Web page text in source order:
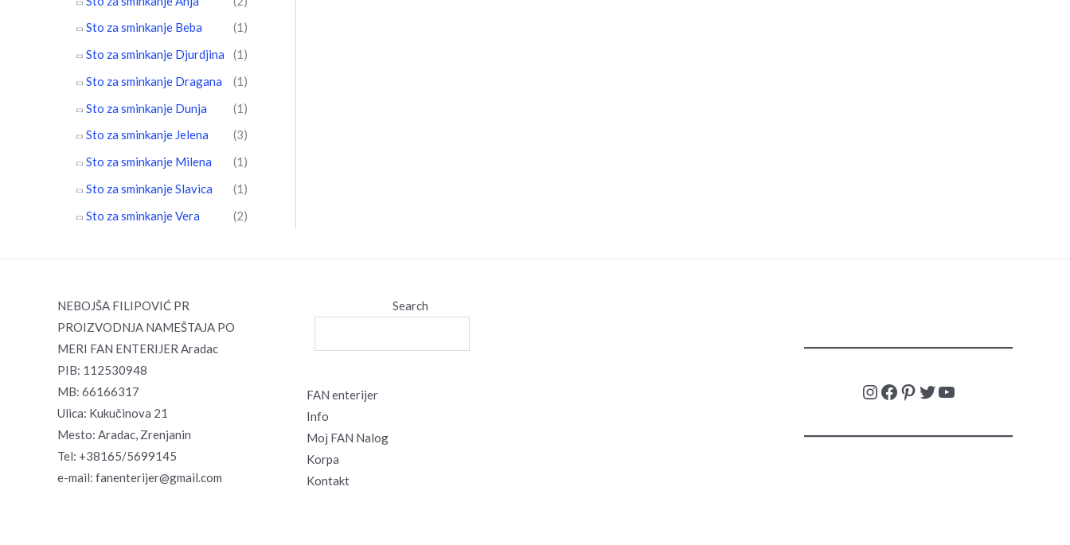
Sto za sminkanje Beba
(1)
Sto za sminkanje Djurdjina
(1)
Sto za sminkanje Dragana
(1)
Sto za sminkanje Dunja
(1)
Sto za sminkanje Jelena
(3)
Sto za sminkanje Milena
(1)
Sto za sminkanje Slavica
(1)
Sto za sminkanje Vera
(2)
NEBOJŠA FILIPOVIĆ PR
PROIZVODNJA NAMEŠTAJA PO
MERI FAN ENTERIJER Aradac
PIB: 112530948
MB: 66166317
Ulica: Kukučinova 21
Mesto: Aradac, Zrenjanin
Tel: +38165/5699145
e-mail: fanenterijer@gmail.com
Search
FAN enterijer
Info
Moj FAN Nalog
Korpa
Kontakt